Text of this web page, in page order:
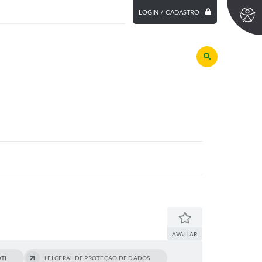
LOGIN / CADASTRO
AVALIAR
LEI GERAL DE PROTEÇÃO DE DADOS